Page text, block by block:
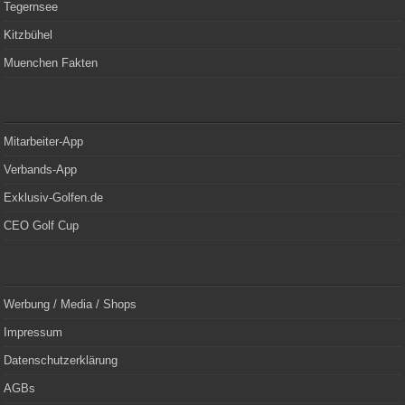
Tegernsee
Kitzbühel
Muenchen Fakten
Mitarbeiter-App
Verbands-App
Exklusiv-Golfen.de
CEO Golf Cup
Werbung / Media / Shops
Impressum
Datenschutzerklärung
AGBs